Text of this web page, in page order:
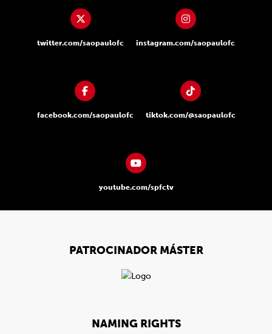
twitter.com/saopaulofc instagram.com/saopaulofc
facebook.com/saopaulofc tiktok.com/@saopaulofc
youtube.com/spfctv
PATROCINADOR MÁSTER
NAMING RIGHTS